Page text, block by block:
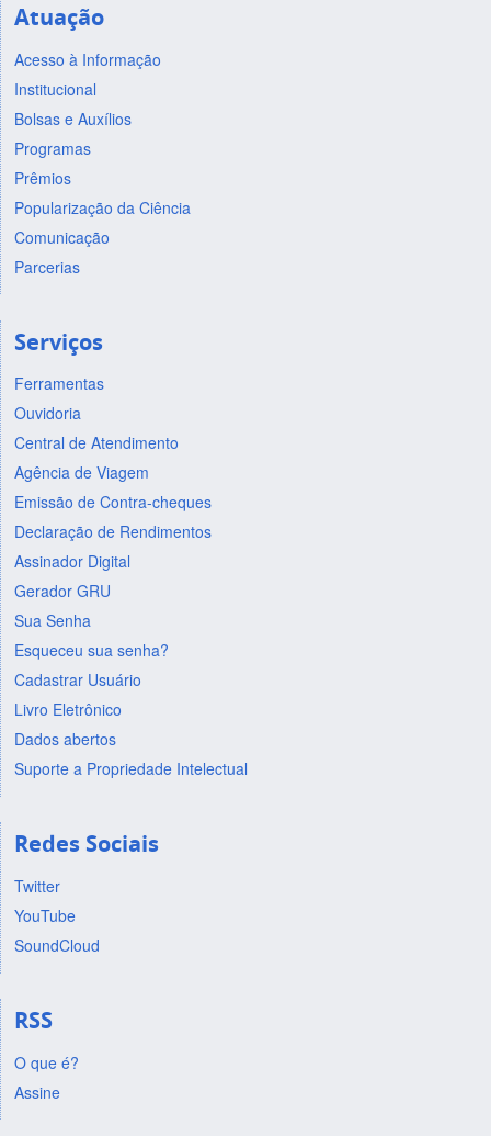
Atuação
Acesso à Informação
Institucional
Bolsas e Auxílios
Programas
Prêmios
Popularização da Ciência
Comunicação
Parcerias
Serviços
Ferramentas
Ouvidoria
Central de Atendimento
Agência de Viagem
Emissão de Contra-cheques
Declaração de Rendimentos
Assinador Digital
Gerador GRU
Sua Senha
Esqueceu sua senha?
Cadastrar Usuário
Livro Eletrônico
Dados abertos
Suporte a Propriedade Intelectual
Redes Sociais
Twitter
YouTube
SoundCloud
RSS
O que é?
Assine